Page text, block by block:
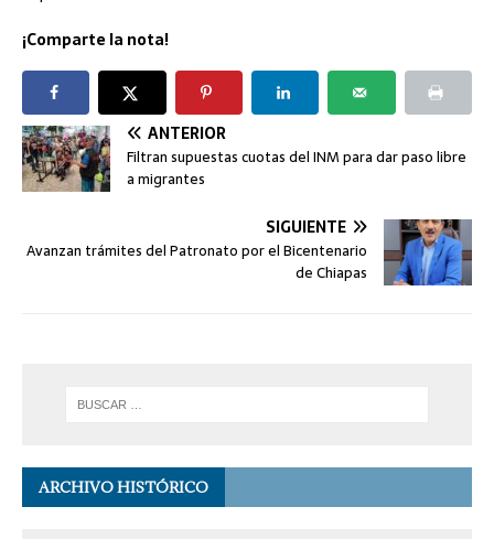
¡Comparte la nota!
ANTERIOR
Filtran supuestas cuotas del INM para dar paso libre
a migrantes
SIGUIENTE
Avanzan trámites del Patronato por el Bicentenario
de Chiapas
ARCHIVO HISTÓRICO